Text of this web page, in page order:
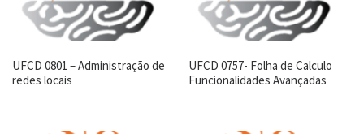
UFCD 0801 – Administração de
redes locais
UFCD 0757- Folha de Calculo
Funcionalidades Avançadas